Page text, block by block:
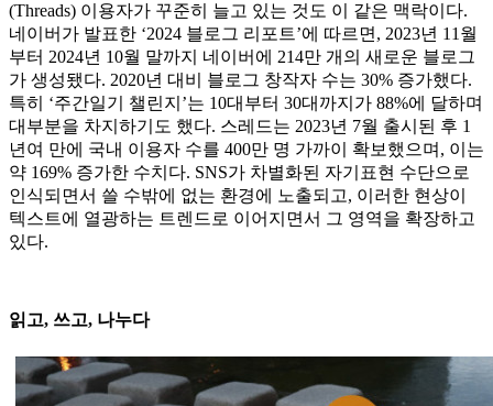
(Threads) 이용자가 꾸준히 늘고 있는 것도 이 같은 맥락이다.
네이버가 발표한 ‘2024 블로그 리포트’에 따르면, 2023년 11월
부터 2024년 10월 말까지 네이버에 214만 개의 새로운 블로그
가 생성됐다. 2020년 대비 블로그 창작자 수는 30% 증가했다.
특히 ‘주간일기 챌린지’는 10대부터 30대까지가 88%에 달하며
대부분을 차지하기도 했다. 스레드는 2023년 7월 출시된 후 1
년여 만에 국내 이용자 수를 400만 명 가까이 확보했으며, 이는
약 169% 증가한 수치다. SNS가 차별화된 자기표현 수단으로
인식되면서 쓸 수밖에 없는 환경에 노출되고, 이러한 현상이
텍스트에 열광하는 트렌드로 이어지면서 그 영역을 확장하고
있다.
읽고, 쓰고, 나누다